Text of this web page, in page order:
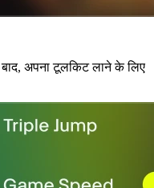
अपना टूलकिट लाने के लिए